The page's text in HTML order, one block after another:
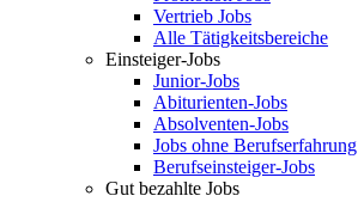
Vertrieb Jobs
Alle Tätigkeitsbereiche
Einsteiger-Jobs
Junior-Jobs
Abiturienten-Jobs
Absolventen-Jobs
Jobs ohne Berufserfahrung
Berufseinsteiger-Jobs
Gut bezahlte Jobs